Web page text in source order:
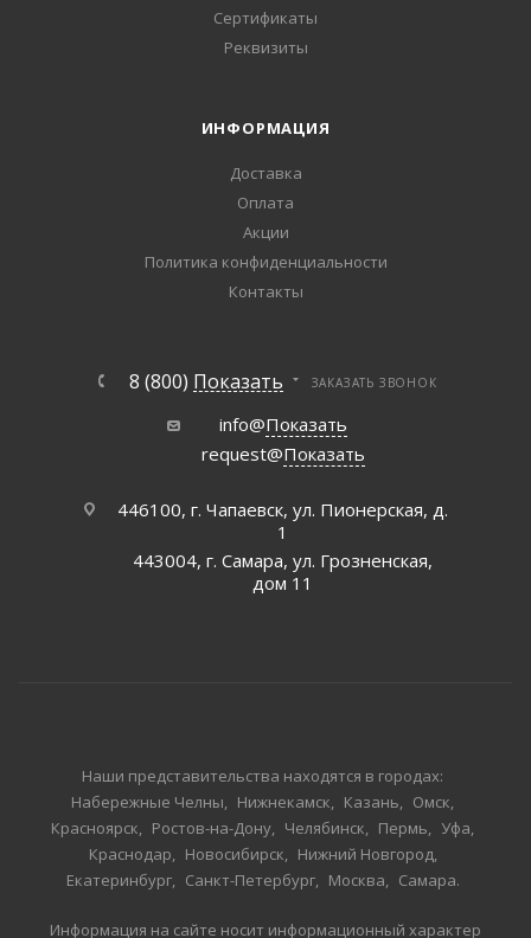
Сертификаты
Реквизиты
ИНФОРМАЦИЯ
Доставка
Оплата
Акции
Политика конфиденциальности
Контакты
8 (800) Показать ЗАКАЗАТЬ ЗВОНОК
info@Показать
request@Показать
446100, г. Чапаевск, ул. Пионерская, д.
1
443004, г. Самара, ул. Грозненская,
дом 11
Наши представительства находятся в городах:
Набережные Челны
Нижнекамск Казань
Омск
Красноярск
Ростов-на-Дону Челябинск Пермь
Уфа
Краснодар
Новосибирск
Нижний Новгород
Екатеринбург
Санкт-Петербург Москва Самара
Информация на сайте носит информационный характер